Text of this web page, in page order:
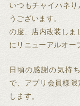
いつもチャイハネ
うございます。
の度、店内改装しま
にリニューアルオー
日頃の感謝の気持
で、アプリ会員様
します。